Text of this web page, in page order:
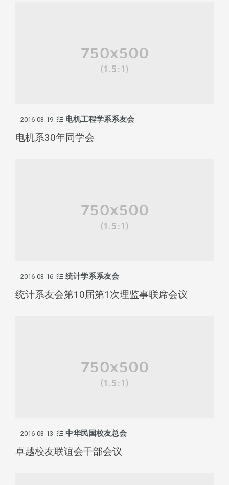
2016-03-19 电机工程学系系友会
电机系30年同学会
2016-03-16 统计学系系友会
统计系友会第10届第1次理监事联席会议
2016-03-13 中华民国校友总会
卓越校友联谊会干部会议